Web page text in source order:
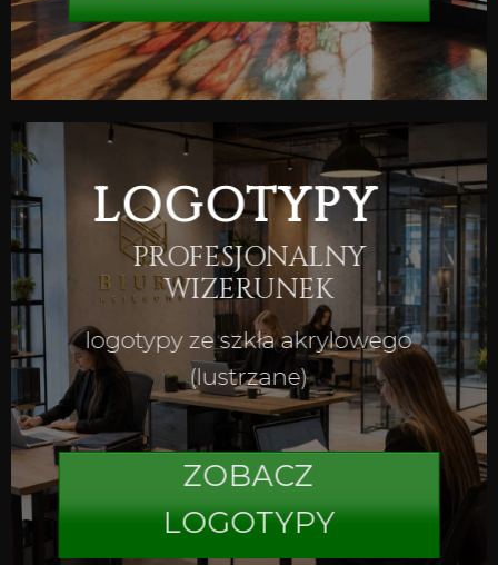
LOGOTYPY
PROFESJONALNY
WIZERUNEK
logotypy ze szkła akrylowego
(lustrzane)
ZOBACZ
LOGOTYPY